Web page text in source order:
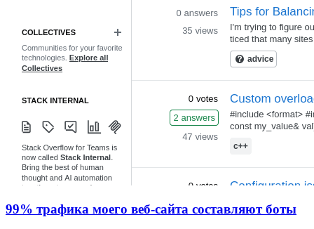
99% трафика моего веб‑сайта составляют боты